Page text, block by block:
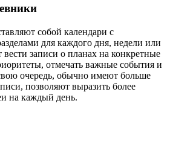
собой календари с
для каждого дня, недели или
записи о планах на конкретные
отмечать важные события и
очередь, обычно имеют больше
позволяют выразить более
на каждый день.